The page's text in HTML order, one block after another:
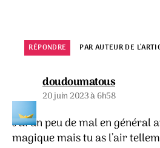
RÉPONDRE PAR AUTEUR DE
doudoumatousdit :
20 juin 2023 à 6h58
J’ai un peu de mal en général
magique mais tu as l’air